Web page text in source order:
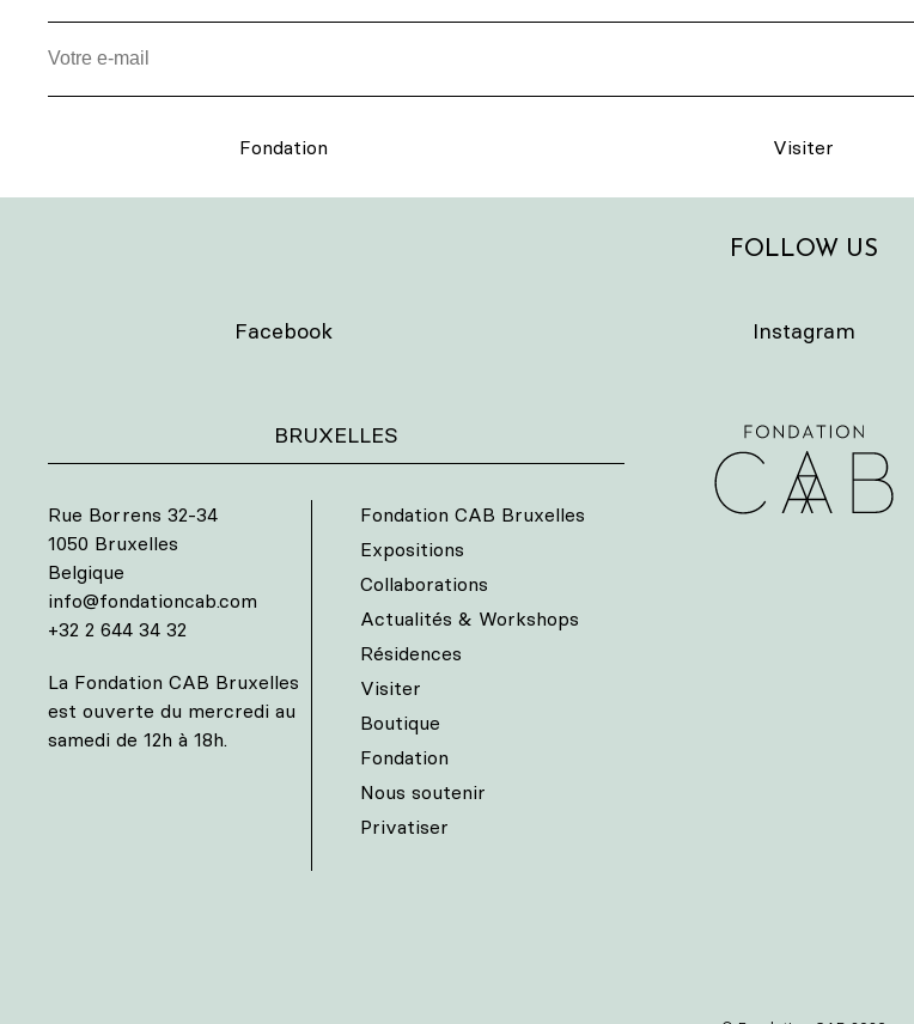
Fondation Visiter
FOLLOW US
Facebook Instagram
BRUXELLES
Rue Borrens 32-34
1050 Bruxelles
Belgique
info@fondationcab.com
+32 2 644 34 32
La Fondation CAB Bruxelles
est ouverte du mercredi au
samedi de 12h à 18h.
Fondation CAB Bruxelles
Expositions
Collaborations
Actualités & Workshops
Résidences
Visiter
Boutique
Fondation
Nous soutenir
Privatiser